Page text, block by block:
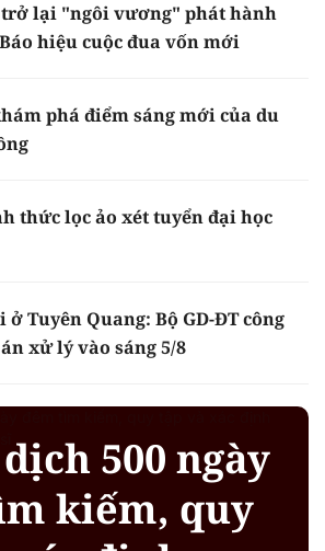
trở lại "ngôi vương" phát hành
hiệu cuộc đua vốn mới
phá điểm sáng mới của du
thức lọc ảo xét tuyển đại học
Tuyên Quang: Bộ GD-ĐT công
xử lý vào sáng 5/8
500 ngày
kiếm, quy